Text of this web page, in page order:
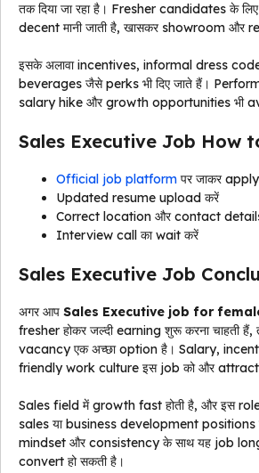
तक दिया जा रहा है। Fresher candidates के
decent मानी जाती है, खासकर showroom और
इसके अलावा incentives, informal dress
beverages जैसे perks भी दिए जाते हैं।
salary hike और growth opportunities भी
Sales Executive Job How
Official job platform पर जाकर
Updated resume upload करें
Correct location और contact
Interview call का wait करें
Sales Executive Job
अगर आप Sales Executive job for
fresher होकर जल्दी earning शुरू करना चाहती
vacancy एक अच्छा option है। Salary,
friendly work culture इस job को और
Sales field में growth fast होती है, और इस
sales या business development positions
mindset और consistency के साथ यह job
convert हो सकती है।